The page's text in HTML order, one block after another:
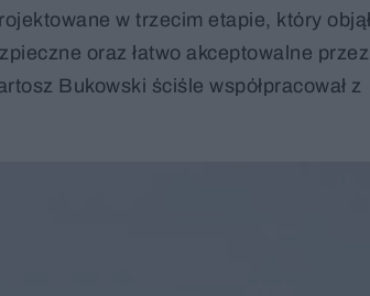
w trzecim etapie, który
oraz łatwo akceptowalne przez
Bukowski ściśle współpracował z